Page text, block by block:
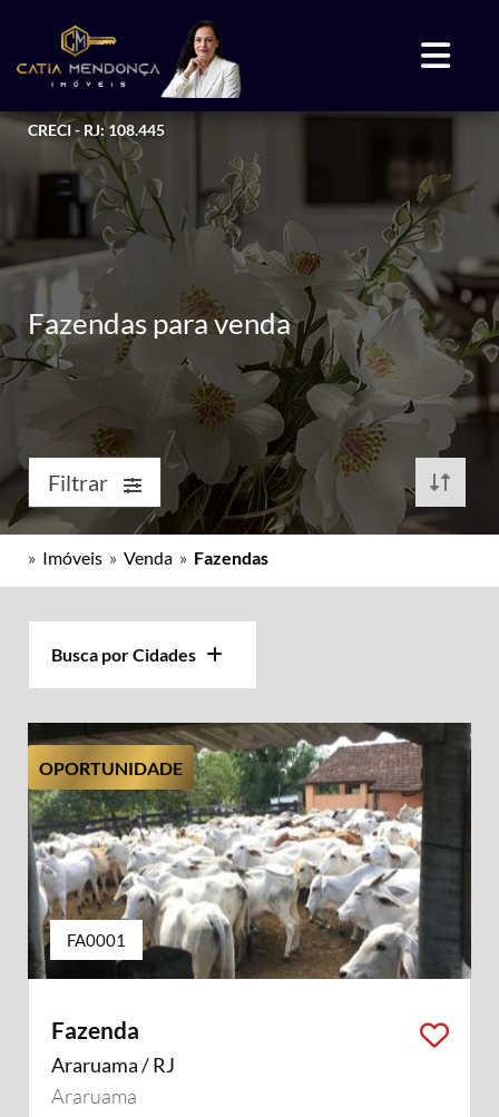
CRECI - RJ: 108.445
Fazendas para venda
Filtrar
» Imóveis » Venda » Fazendas
Busca por Cidades
OPORTUNIDADE
FA0001
Fazenda
Araruama / RJ
Araruama